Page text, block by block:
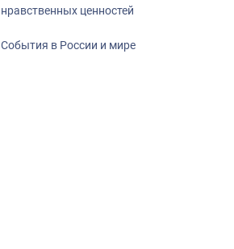
нравственных ценностей
События в России и мире